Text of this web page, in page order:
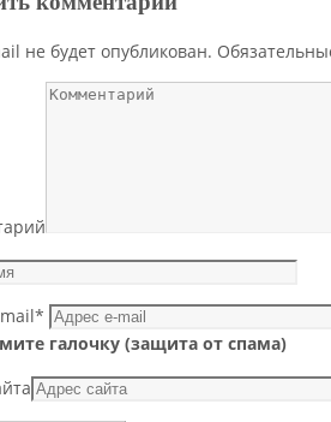
не будет опубликован.
*
галочку (защита от спама)